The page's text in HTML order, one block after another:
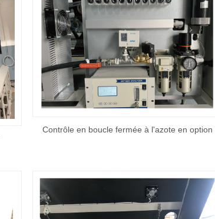
Contrôle en boucle fermée à l'azote en option